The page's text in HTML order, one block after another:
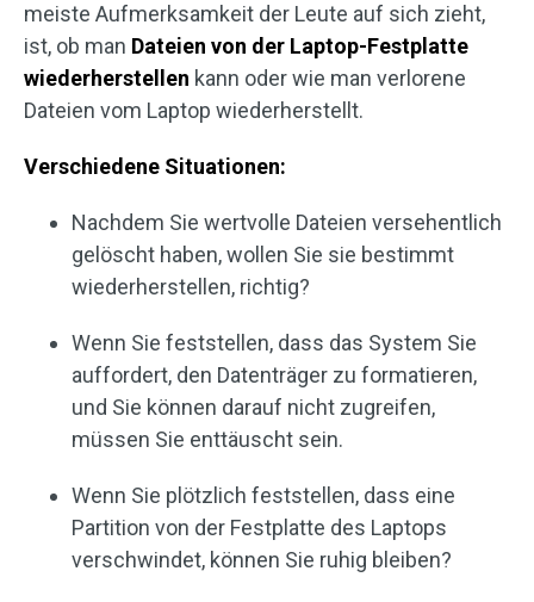
meiste Aufmerksamkeit der Leute auf sich zieht,
ist, ob man Dateien von der Laptop-Festplatte
wiederherstellen kann oder wie man verlorene
Dateien vom Laptop wiederherstellt.
Verschiedene Situationen:
Nachdem Sie wertvolle Dateien versehentlich
gelöscht haben, wollen Sie sie bestimmt
wiederherstellen, richtig?
Wenn Sie feststellen, dass das System Sie
auffordert, den Datenträger zu formatieren,
und Sie können darauf nicht zugreifen,
müssen Sie enttäuscht sein.
Wenn Sie plötzlich feststellen, dass eine
Partition von der Festplatte des Laptops
verschwindet, können Sie ruhig bleiben?